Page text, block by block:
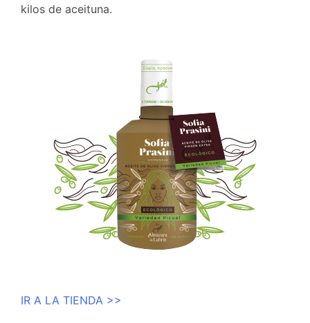
kilos de aceituna.
IR A LA TIENDA >>